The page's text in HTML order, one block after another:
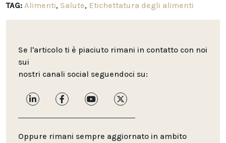
TAG: Alimenti, Salute, Etichettatura degli alimenti
Se l'articolo ti è piaciuto rimani in contatto con noi
sui
nostri canali social seguendoci su:
Oppure rimani sempre aggiornato in ambito